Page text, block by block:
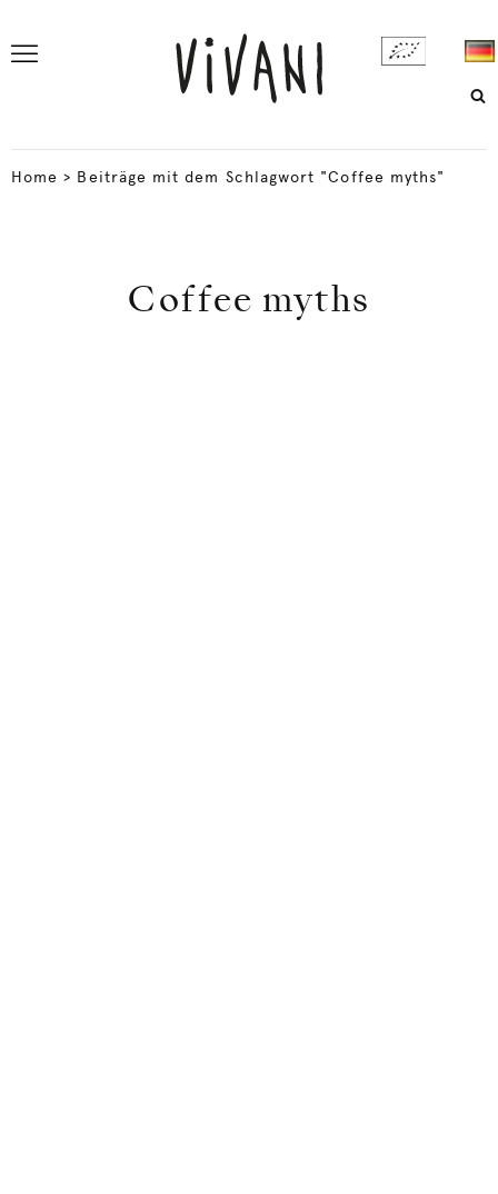
Home > Beiträge mit dem Schlagwort "Coffee myths"
Coffee myths